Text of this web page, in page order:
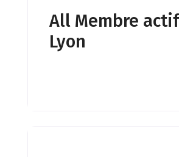
l’air, du Radon. Conseil en
sain.
All Membre
Lyon